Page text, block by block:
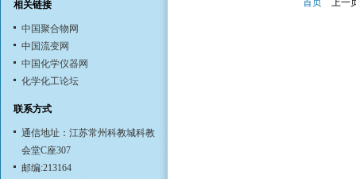
相关链接
中国聚合物网
中国流变网
中国化学仪器网
化学化工论坛
联系方式
通信地址：江苏常州科教城科教
会堂C座307
邮编:213164
首页 上一